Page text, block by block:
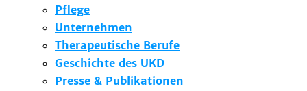
Pflege
Unternehmen
Therapeutische Berufe
Geschichte des UKD
Presse & Publikationen